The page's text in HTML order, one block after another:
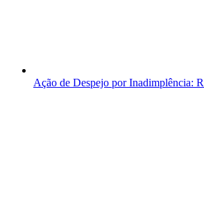
Ação de Despejo por Inadimplência: